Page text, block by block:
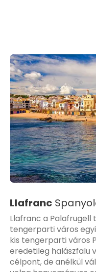
Llafranc
Llafranc a
tengerparti város
kis tengerparti város
eredetileg halászfalu
célpont, de anélkül